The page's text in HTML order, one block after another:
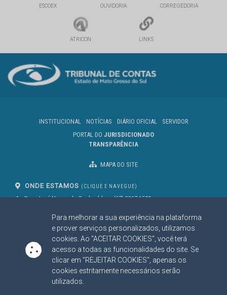
Para melhorar a sua experiência na plataforma
e prover serviços personalizados, utilizamos
cookies. Ao "ACEITAR COOKIES", você terá
acesso a todas as funcionalidades do site. Se
clicar em "REJEITAR COOKIES", apenas os
cookies estritamente necessários serão
utilizados.
ESCOEX OUVIDORIA CORREGEDORIA
ATRICON LINKS
INSTITUCIONAL NOTÍCIAS DIÁRIO OFICIAL
SERVIDOR
PORTAL DO JURISDICIONADO
TRANSPARÊNCIA
MAPA DO SITE
ONDE ESTAMOS (CLIQUE E NAVEGUE)
Av. Des. José Nunes da Cunha, bloco
Campo Grande/MS
CEP: 79031-310
(67) 3317-1500
SIGA NOSSAS REDES SOCIAIS
Linked InYoutube
Facebook
X